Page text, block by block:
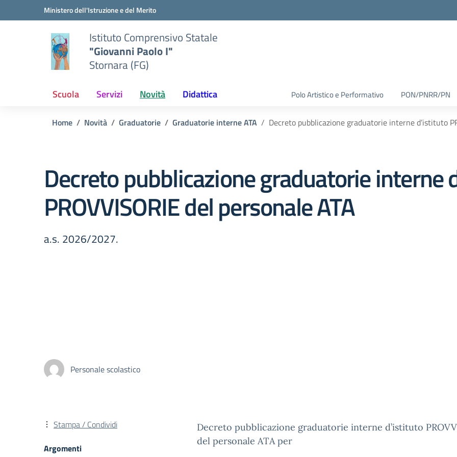
Vai ai contenuti
Vai al menu di navigazioneMinistero dell'Istruzione e del Merito
Istituto Comprensivo Statale
"Giovanni Paolo I"
Stornara (FG)
Scuola Servizi Novità Didattica Polo Artistico e Performativo PON/PNRR/PN
Home Novità Graduatorie Graduatorie interne ATA Decreto pubblicazione graduatorie interne d’istituto
Decreto pubblicazione graduatorie interne
PROVVISORIE del personale ATA
a.s. 2026/2027.
Personale scolastico
Decreto pubblicazione graduatorie interne d’istituto
del personale ATA per
Stampa / Condividi
Argomenti